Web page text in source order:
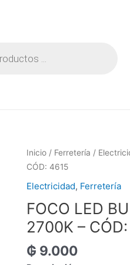
Inicio / Ferretería /
CÓD: 4615
Electricidad, Ferretería
FOCO LED
2700K –
₲ 9.000